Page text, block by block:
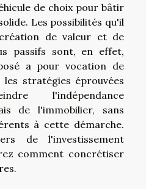
de choix pour bâtir
Les possibilités qu'il
de valeur et de
passifs sont, en effet,
a pour vocation de
stratégies éprouvées
l'indépendance
de l'immobilier, sans
à cette démarche.
de l'investissement
comment concrétiser